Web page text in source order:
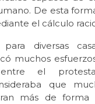
De esta
el cálculo
diversas
muchos
entre el
que
más de forma